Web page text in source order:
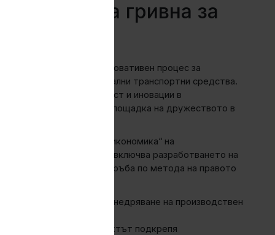
на гривна за
към разработване на иновативен процес за
колела за индустриални транспортни средства.
„Конкурентоспособност и иновации в
на производствената площадка на дружеството в
и нисковъглеродна икономика“ на
мащаб. Иновацията включва разработването на
шевна стоманена тръба по метода на правото
на дружеството чрез внедряване на производствен
икономика проектът подкрепя